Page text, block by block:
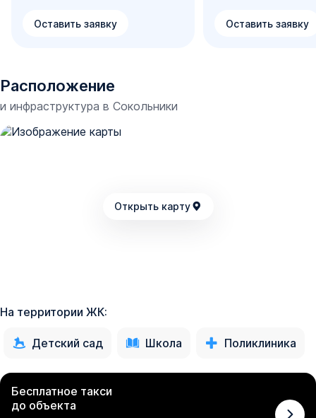
Оставить заявку Оставить заявку
Расположение
и инфраструктура в Сокольники
Открыть карту
На территории ЖК:
Детский сад Школа Поликлиника
Бесплатное такси
до объекта